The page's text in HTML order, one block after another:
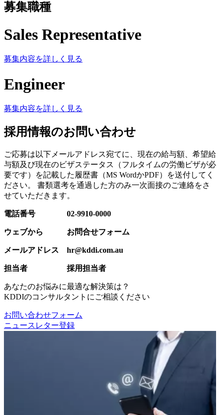
募集職種
Sales Representative
募集内容を詳しく見る
Engineer
募集内容を詳しく見る
採用情報のお問い合わせ
ご応募は以下メールアドレス宛てに、現在の給与額、希望給
与額及び現在のビザステータス（フルタイムの労働ビザが必
要です）を記載した履歴書（MS WordかPDF）を送付してく
ださい。 書類選考を通過した方のみ一次面接のご連絡をさ
せていただきます。
電話番号 02-9910-0000
ウェブから お問合せフォーム
メールアドレス hr@kddi.com.au
担当者 採用担当者
あなたのお悩みに最適な解決策は？
KDDIのコンサルタントにご相談ください
お問い合わせフォーム
ニュースレター登録